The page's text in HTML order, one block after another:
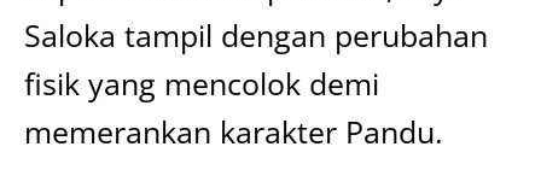
Saloka tampil dengan perubahan
fisik yang mencolok demi
memerankan karakter Pandu.